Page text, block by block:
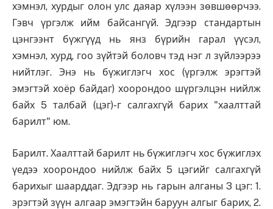
хэмнэл, хурдыг олон улс даяар хүлээн зөвшөөрчээ.
Гэвч үргэлж ийм байсангүй. Эдгээр стандартын
цэнгээнт бүжгүүд нь янз бүрийн гарал үүсэл,
хэмнэл, хурд, гоо зүйтэй боловч тэд нэг л зүйлээрээ
нийтлэг. Энэ нь бүжиглэгч хос (үргэлж эрэгтэй
эмэгтэй хоёр байдаг) хоорондоо шүргэлцэн нийлж
байх 5 талбай (цэг)-г салгахгүй барих "хаалттай
барилт" юм.
Барилт. Хаалттай барилт нь бүжиглэгч хос бүжиглэх
үедээ хоорондоо нийлж байх 5 цэгийг салгахгүй
барихыг шаарддаг. Эдгээр нь гарын алганы 3 цэг: 1.
эрэгтэй зүүн алгаар эмэгтэйн баруун алгыг барих, 2.